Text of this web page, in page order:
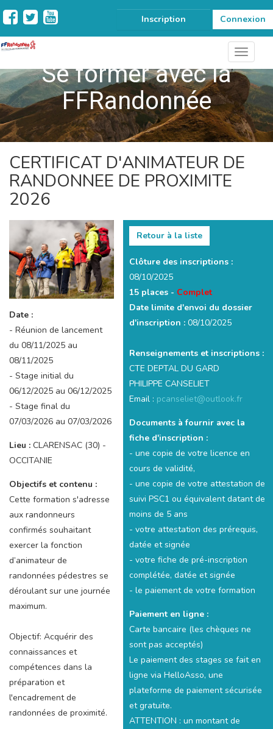
Inscription Connexion
Se former avec la
FFRandonnée
CERTIFICAT D'ANIMATEUR DE
RANDONNEE DE PROXIMITE
2026
Date :
- Réunion de lancement
du 08/11/2025 au
08/11/2025
- Stage initial du
06/12/2025 au 06/12/2025
- Stage final du
07/03/2026 au 07/03/2026
Lieu : CLARENSAC (30) -
OCCITANIE
Objectifs et contenu :
Cette formation s'adresse
aux randonneurs
confirmés souhaitant
exercer la fonction
d’animateur de
randonnées pédestres se
déroulant sur une journée
maximum.
Objectif: Acquérir des
connaissances et
compétences dans la
préparation et
l'encadrement de
randonnées de proximité.
Retour à la liste
Clôture des inscriptions :
08/10/2025
15 places - Complet
Date limite d'envoi du dossier
d'inscription : 08/10/2025
Renseignements et inscriptions :
CTE DEPTAL DU GARD
PHILIPPE CANSELIET
Email : pcanseliet@outlook.fr
Documents à fournir avec la
fiche d'inscription :
- une copie de votre licence en
cours de validité,
- une copie de votre attestation de
suivi PSC1 ou équivalent datant de
moins de 5 ans
- votre attestation des prérequis,
datée et signée
- votre fiche de pré-inscription
complétée, datée et signée
- le paiement de votre formation
Paiement en ligne :
Carte bancaire (les chèques ne
sont pas acceptés)
Le paiement des stages se fait en
ligne via HelloAsso, une
plateforme de paiement sécurisée
et gratuite.
ATTENTION : un montant de